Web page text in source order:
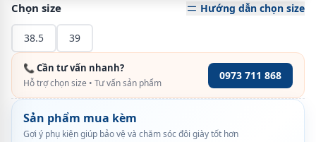
Chọn size Hướng dẫn chọn size
38.5 39
📞 Cần tư vấn nhanh?
Hỗ trợ chọn size • Tư vấn sản phẩm
0973 711 868
Sản phẩm mua kèm
Gợi ý phụ kiện giúp bảo vệ và chăm sóc đôi giày tốt hơn